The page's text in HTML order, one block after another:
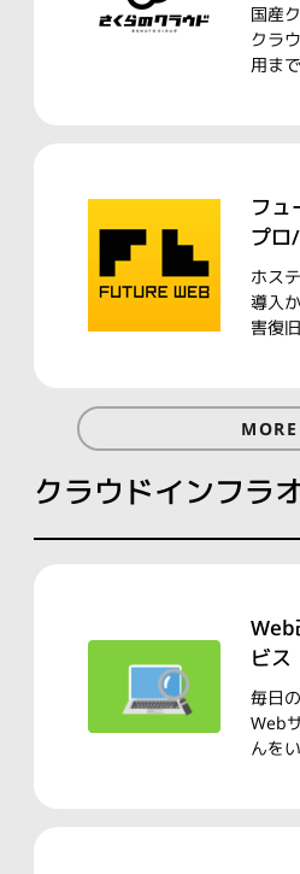
国産
クラ
用ま
フュ
プロ
ホス
導入
害復
MORE
クラウドインフラ
Web
ビス
毎日
Web
んを